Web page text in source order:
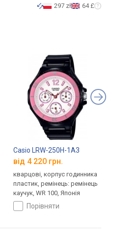
297 zł 64 £
Casio LRW-250H-1A3
від 4 220 грн.
кварцові, корпус годинника
пластик, ремінець: ремінець
каучук, WR 100, Японія
порівняти